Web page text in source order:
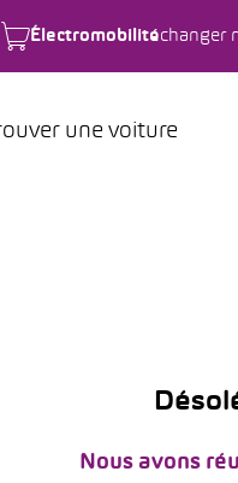
Électromobilitéchanger
une voiture
Nous avons